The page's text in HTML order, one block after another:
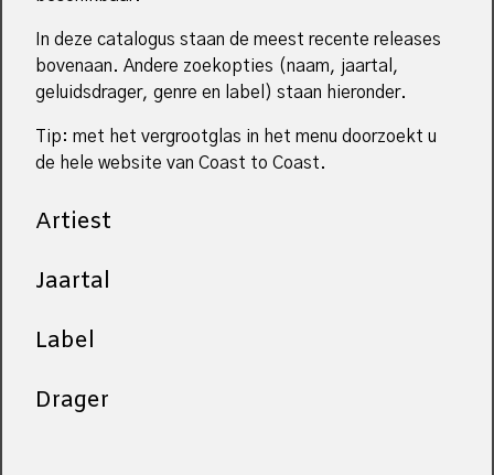
In deze catalogus staan de meest recente releases
bovenaan. Andere zoekopties (naam, jaartal,
geluidsdrager, genre en label) staan hieronder.
Tip: met het vergrootglas in het menu doorzoekt u
de hele website van Coast to Coast.
Artiest
Jaartal
Label
Drager